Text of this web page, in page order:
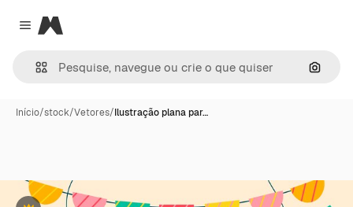
Close menu
Magnific
Início/stock/Vetores/Ilustração plana par…